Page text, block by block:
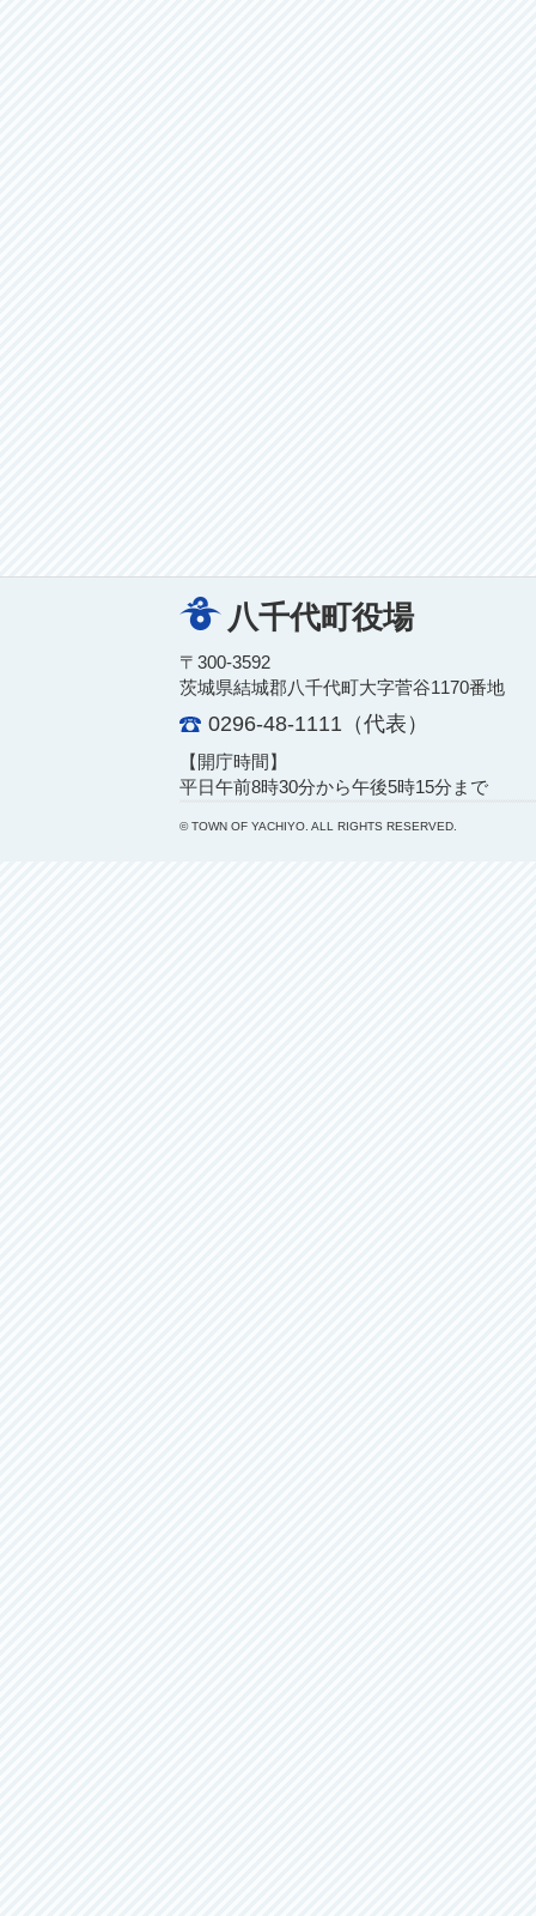
八千代町役場
〒300-3592
茨城県結城郡八千代町大字菅谷1170番地
0296-48-1111（代表）
【開庁時間】
平日午前8時30分から午後5時15分まで
© TOWN OF YACHIYO. ALL RIGHTS RESERVED.